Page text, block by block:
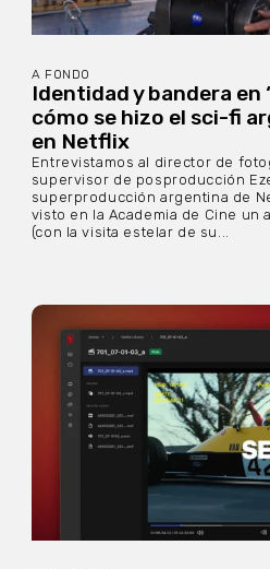
A FONDO
Identidad y bandera en
cómo se hizo el sci-fi
en Netflix
Entrevistamos al director de
supervisor de posproducción
superproducción argentina de
visto en la Academia de Cine un
(con la visita estelar de su...